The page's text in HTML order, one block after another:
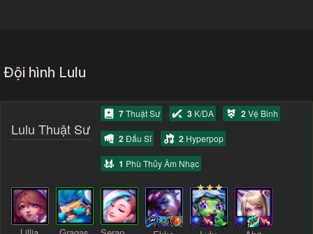
Đội hình Lulu
Lulu Thuật Sư
7Thuật Sư 3 K/DA 2Vệ Binh
2Đấu Sĩ 2 Hyperpop
1 Phù Thủy Âm Nhạc